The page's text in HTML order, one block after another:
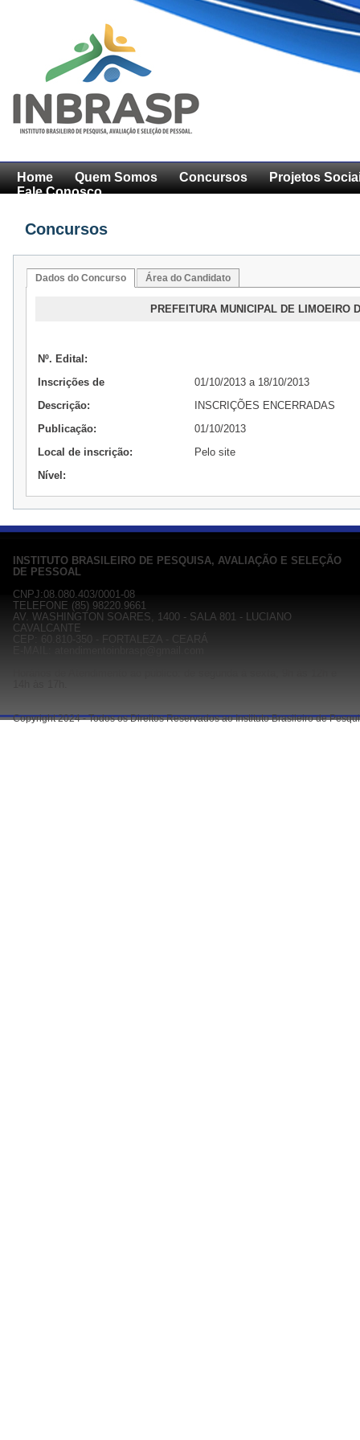
Home Quem Somos Concursos
Projetos
Fale Conosco
Concursos
Dados do Concurso Área do Candidato
PREFEITURA MUNICIPAL DE LIMOEIRO
Nº. Edital:
Inscrições de
01/10/2013 a 18/10/2013
Descrição:
INSCRIÇÕES ENCERRADAS
Publicação:
01/10/2013
Local de inscrição:
Pelo site
Nível:
INSTITUTO BRASILEIRO DE PESQUISA, AVALIAÇÃO E SELEÇÃO
DE PESSOAL
CNPJ:08.080.403/0001-08
TELEFONE (85) 98220.9661
AV. WASHINGTON SOARES, 1400 - SALA 801 - LUCIANO
CAVALCANTE
CEP: 60.810-350 - FORTALEZA - CEARÁ
Copyright 2024 - Todos os Direitos Reservados ao Instituto Brasileiro de